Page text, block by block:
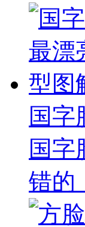
国字
国字
错的